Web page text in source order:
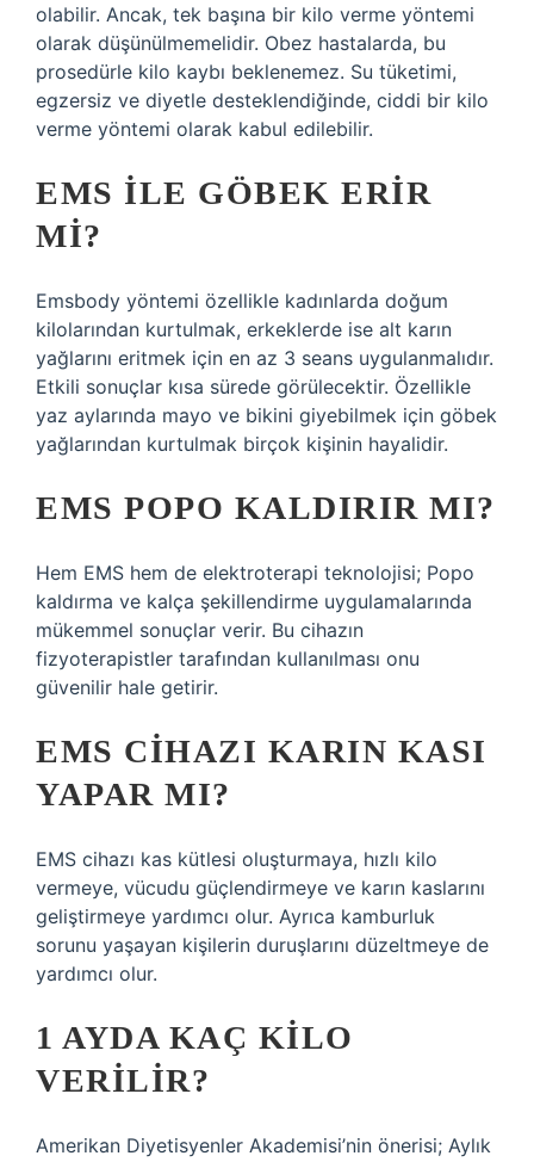
olabilir. Ancak, tek başına bir kilo verme yöntemi
olarak düşünülmemelidir. Obez hastalarda, bu
prosedürle kilo kaybı beklenemez. Su tüketimi,
egzersiz ve diyetle desteklendiğinde, ciddi bir kilo
verme yöntemi olarak kabul edilebilir.
EMS ILE GÖBEK ERIR
MI?
Emsbody yöntemi özellikle kadınlarda doğum
kilolarından kurtulmak, erkeklerde ise alt karın
yağlarını eritmek için en az 3 seans uygulanmalıdır.
Etkili sonuçlar kısa sürede görülecektir. Özellikle
yaz aylarında mayo ve bikini giyebilmek için göbek
yağlarından kurtulmak birçok kişinin hayalidir.
EMS POPO KALDIRIR MI?
Hem EMS hem de elektroterapi teknolojisi; Popo
kaldırma ve kalça şekillendirme uygulamalarında
mükemmel sonuçlar verir. Bu cihazın
fizyoterapistler tarafından kullanılması onu
güvenilir hale getirir.
EMS CIHAZI KARIN KASI
YAPAR MI?
EMS cihazı kas kütlesi oluşturmaya, hızlı kilo
vermeye, vücudu güçlendirmeye ve karın kaslarını
geliştirmeye yardımcı olur. Ayrıca kamburluk
sorunu yaşayan kişilerin duruşlarını düzeltmeye de
yardımcı olur.
1 AYDA KAÇ KILO
VERILIR?
Amerikan Diyetisyenler Akademisi’nin önerisi; Aylık